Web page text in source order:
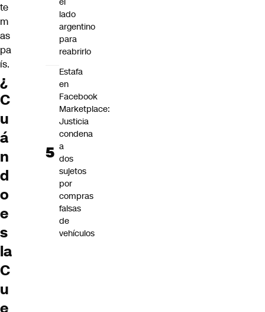
te
m
as
pa
ís.
¿
C
u
á
n
d
o
e
s
la
C
u
lado
argentino
para
reabrirlo
Estafa
en
Facebook
Marketplace:
Justicia
condena
a
dos
sujetos
por
compras
falsas
de
vehículos